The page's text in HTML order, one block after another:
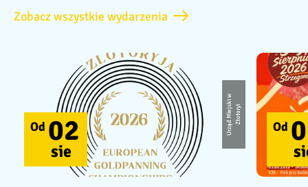
Zobacz wszystkie wydarzenia
U
r
z
ą
d
Mi
e
js
ki
w
Z
ł
o
t
o
ryi
Od 02
sie
Od